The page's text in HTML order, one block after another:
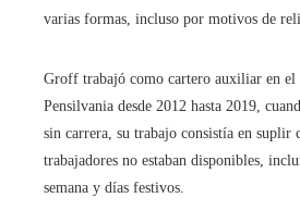
varias formas, incluso por motivos de
Groff trabajó como cartero auxiliar en el
Pensilvania desde 2012 hasta 2019,
sin carrera, su trabajo consistía en suplir
trabajadores no estaban disponibles,
semana y días festivos.